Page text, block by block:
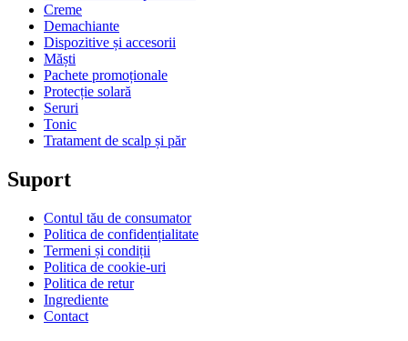
Creme
Demachiante
Dispozitive și accesorii
Măști
Pachete promoționale
Protecție solară
Seruri
Tonic
Tratament de scalp și păr
Suport
Contul tău de consumator
Politica de confidențialitate
Termeni și condiții
Politica de cookie-uri
Politica de retur
Ingrediente
Contact